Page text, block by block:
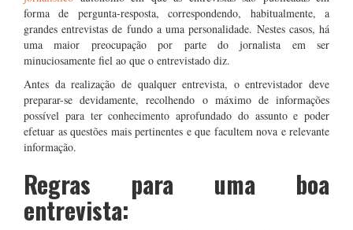
forma de pergunta-resposta, correspondendo, habitualmente, a
grandes entrevistas de fundo a uma personalidade. Nestes casos, há
uma maior preocupação por parte do jornalista em ser
minuciosamente fiel ao que o entrevistado diz.
Antes da realização de qualquer entrevista, o entrevistador deve
preparar-se devidamente, recolhendo o máximo de informações
possível para ter conhecimento aprofundado do assunto e poder
efetuar as questões mais pertinentes e que facultem nova e relevante
informação.
Regras para uma boa
entrevista: